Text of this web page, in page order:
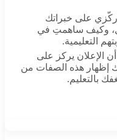
ركّزي على خبراتك
وكيف ساهمتِ في
التعليمية.
أن الإعلان يركز على
إظهار هذه الصفات من
بالتعليم.